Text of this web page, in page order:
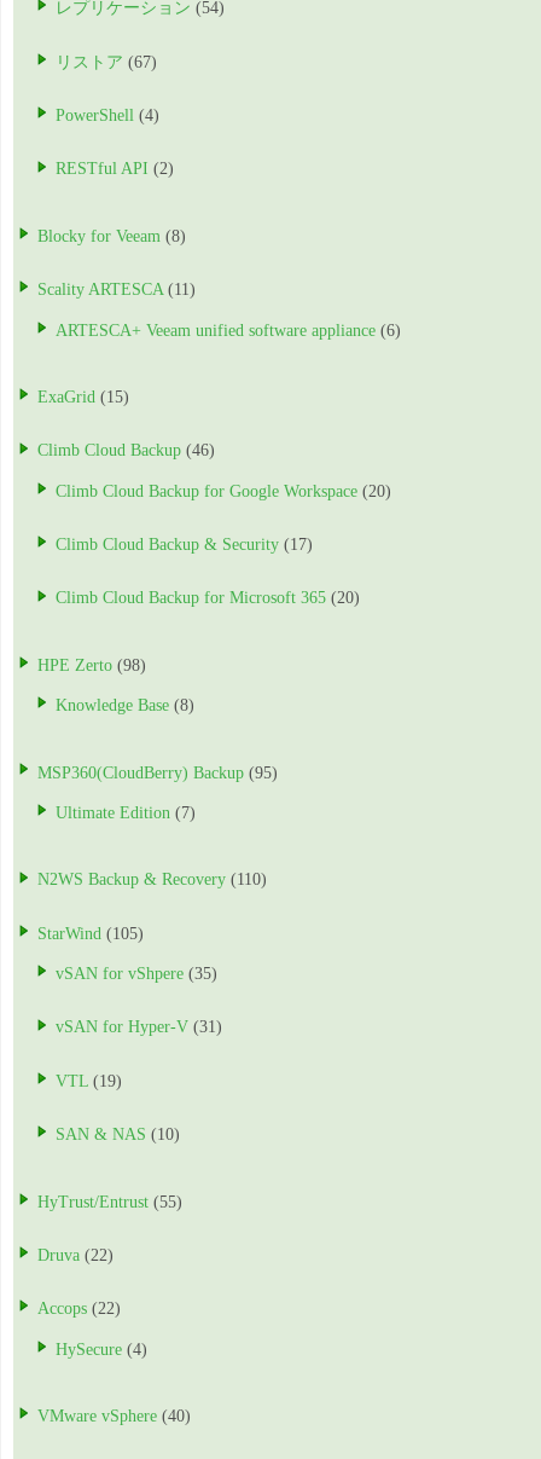
レプリケーション (54)
リストア (67)
PowerShell (4)
RESTful API (2)
Blocky for Veeam (8)
Scality ARTESCA(11)
ARTESCA+ Veeam unified software appliance (6)
ExaGrid (15)
Climb Cloud Backup (46)
Climb Cloud Backup for Google Workspace (20)
Climb Cloud Backup & Security (17)
Climb Cloud Backup for Microsoft 365 (20)
HPE Zerto (98)
Knowledge Base (8)
MSP360(CloudBerry) Backup (95)
Ultimate Edition (7)
N2WS Backup & Recovery (110)
StarWind (105)
vSAN for vShpere (35)
vSAN for Hyper-V (31)
VTL (19)
SAN & NAS (10)
HyTrust/Entrust (55)
Druva (22)
Accops (22)
HySecure (4)
VMware vSphere (40)